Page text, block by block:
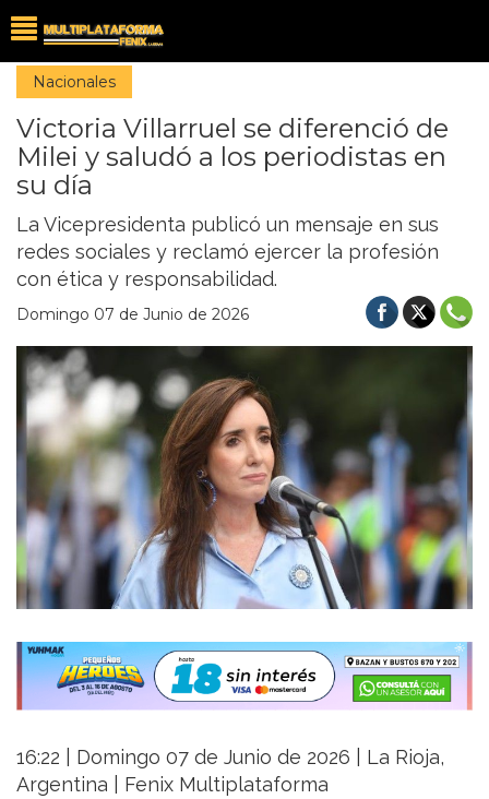
Nacionales
Victoria Villarruel se diferenció de
Milei y saludó a los periodistas en
su día
La Vicepresidenta publicó un mensaje en sus
redes sociales y reclamó ejercer la profesión
con ética y responsabilidad.
Domingo 07 de Junio de 2026
16:22 | Domingo 07 de Junio de 2026 | La Rioja,
Argentina | Fenix Multiplataforma